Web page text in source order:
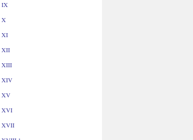
IX
X
XI
XII
XIII
XIV
XV
XVI
XVII